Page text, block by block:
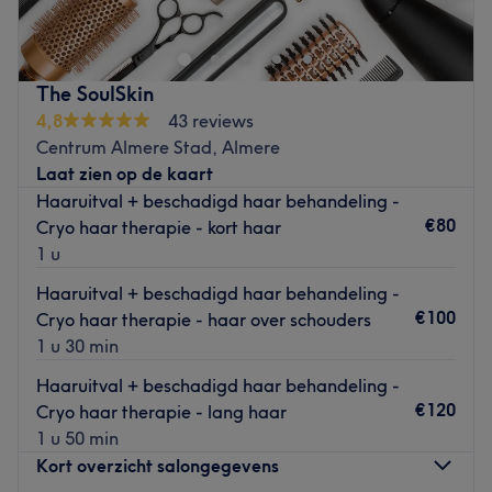
Go to venue
huidbehandelingen, producten en moderne apparatuur
kun je jouw Glow optimaal herstellen. Binnen de rustige
praktijk hebben ze dat geen wat jij nodig hebt om jouw
huidprobleem aan te pakken.
Dichtstbijzijnde openbaar vervoer:
Bushalte Almere Stad, Waterwijk Oost.
Het team:
Het team is gespecialiseerd in gezichtsbehandelingen en
luistert aandachtig naar jouw wensen. Zo ontvang jij de
ultieme ervaring gepersonaliseerd op jouw huidtype.
Wat we leuk vinden aan de salon:
Sfeer: Ontspannen sfeer
De extra's: Je kunt gratis voor de deur parkeren.
The SoulSkin
4,8
43 reviews
Centrum Almere Stad, Almere
Laat zien op de kaart
Haaruitval + beschadigd haar behandeling -
Cryo haar therapie - kort haar
1 u
€80
Haaruitval + beschadigd haar behandeling -
Cryo haar therapie - haar over schouders
1 u 30 min
€100
Haaruitval + beschadigd haar behandeling -
Cryo haar therapie - lang haar
1 u 50 min
€120
Kort overzicht salongegevens